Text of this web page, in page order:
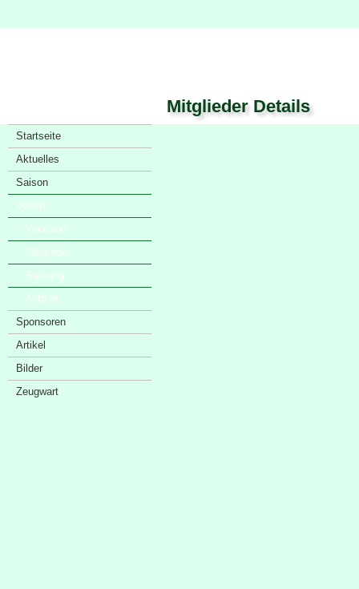
Mitglieder Details
Startseite
Aktuelles
Saison
Verein
· Vorstand
· Mitglieder
· Satzung
· Anfahrt
Sponsoren
Artikel
Bilder
Zeugwart